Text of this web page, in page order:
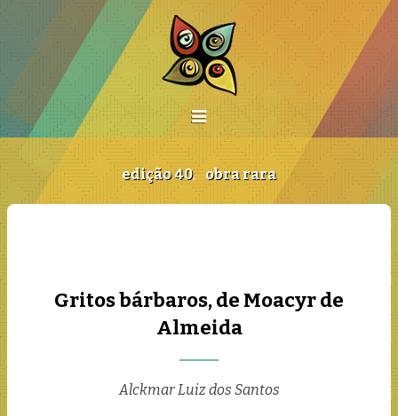
edição 40, obra rara
Gritos bárbaros, de Moacyr de
Almeida
Alckmar Luiz dos Santos